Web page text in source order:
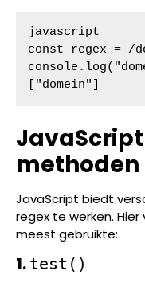
javascript
const regex = /
["domein"]
methoden
JavaScript biedt
regex te werken.
meest gebruikte:
1. test()